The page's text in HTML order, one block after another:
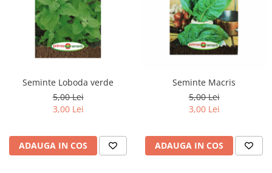
Seminte Loboda verde
5,00 Lei
3,00 Lei
ADAUGA IN COS
Seminte Macris
5,00 Lei
3,00 Lei
ADAUGA IN COS